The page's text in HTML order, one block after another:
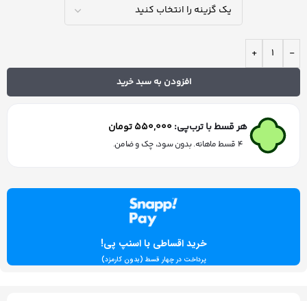
-
+
افزودن به سبد خرید
هر قسط با ترب‌پی:550,000تومان
۴ قسط ماهانه. بدون سود، چک و ضامن.
خرید اقساطی با اسنپ پی!
پرداخت در چهار قسط (بدون کارمزد)